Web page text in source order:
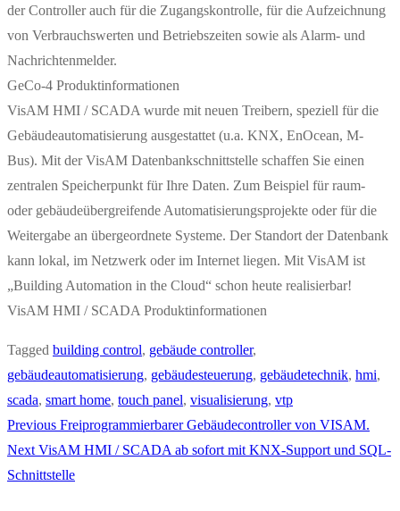
der Controller auch für die Zugangskontrolle, für die Aufzeichnung
von Verbrauchswerten und Betriebszeiten sowie als Alarm- und
Nachrichtenmelder.
GeCo-4 Produktinformationen
VisAM HMI / SCADA wurde mit neuen Treibern, speziell für die
Gebäudeautomatisierung ausgestattet (u.a. KNX, EnOcean, M-
Bus). Mit der VisAM Datenbankschnittstelle schaffen Sie einen
zentralen Speicherpunkt für Ihre Daten. Zum Beispiel für raum-
oder gebäudeübergreifende Automatisierungsprojekte oder für die
Weitergabe an übergeordnete Systeme. Der Standort der Datenbank
kann lokal, im Netzwerk oder im Internet liegen. Mit VisAM ist
„Building Automation in the Cloud“ schon heute realisierbar!
VisAM HMI / SCADA Produktinformationen
Tagged building control, gebäude controller,
gebäudeautomatisierung, gebäudesteuerung, gebäudetechnik, hmi,
scada, smart home, touch panel, visualisierung, vtp
Previous Freiprogrammierbarer Gebäudecontroller von VISAM.
Next VisAM HMI / SCADA ab sofort mit KNX-Support und SQL-
Schnittstelle